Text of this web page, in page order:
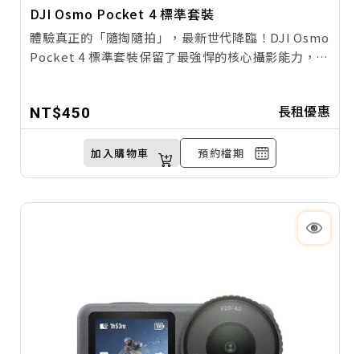
DJI Osmo Pocket 4 標準套裝
體驗真正的「隨掏隨拍」，最新世代降臨！DJI Osmo
Pocket 4 標準套裝保留了最強悍的核心攝影能力，帶
是充滿溫度的生活紀錄，都能輕鬆拍出具備電影感的
動人畫面。【玖大攝影】身為全台宅配開拓者，為您
提供最齊全的器材與租購服務，隨時隨地為您留住珍
NT$450 長租優惠
加入購物車 預約檔期